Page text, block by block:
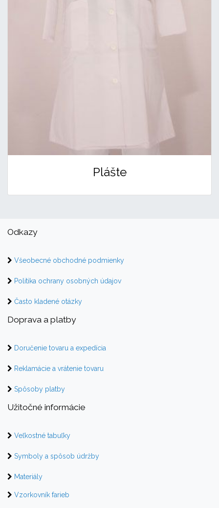
Plášte
Odkazy
Všeobecné obchodné podmienky
Politika ochrany osobných údajov
Často kladené otázky
Doprava a platby
Doručenie tovaru a expedícia
Reklamácie a vrátenie tovaru
Spôsoby platby
Užitočné informácie
Veľkostné tabuľky
Symboly a spôsob údržby
Materiály
Vzorkovník farieb